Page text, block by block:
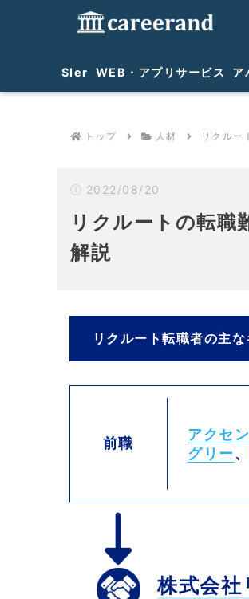
SIer WEB・アプリサービス ア
トップ 人材 リクルー
2022/08/20
リクルートの転職
解説
リクルート転職者の主
前職
アクセ
グリー、
株式会社